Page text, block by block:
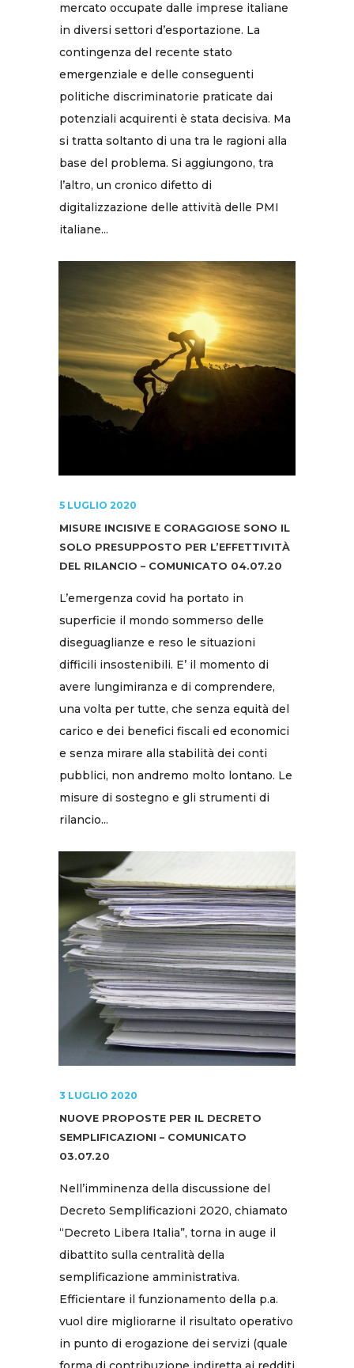
mercato occupate dalle imprese italiane
in diversi settori d’esportazione. La
contingenza del recente stato
emergenziale e delle conseguenti
politiche discriminatorie praticate dai
potenziali acquirenti è stata decisiva. Ma
si tratta soltanto di una tra le ragioni alla
base del problema. Si aggiungono, tra
l’altro, un cronico difetto di
digitalizzazione delle attività delle PMI
italiane...
5 LUGLIO 2020
MISURE INCISIVE E CORAGGIOSE SONO IL
SOLO PRESUPPOSTO PER L’EFFETTIVITÀ
DEL RILANCIO – COMUNICATO 04.07.20
L’emergenza covid ha portato in
superficie il mondo sommerso delle
diseguaglianze e reso le situazioni
difficili insostenibili. E’ il momento di
avere lungimiranza e di comprendere,
una volta per tutte, che senza equità del
carico e dei benefici fiscali ed economici
e senza mirare alla stabilità dei conti
pubblici, non andremo molto lontano. Le
misure di sostegno e gli strumenti di
rilancio...
3 LUGLIO 2020
NUOVE PROPOSTE PER IL DECRETO
SEMPLIFICAZIONI – COMUNICATO
03.07.20
Nell’imminenza della discussione del
Decreto Semplificazioni 2020, chiamato
“Decreto Libera Italia”, torna in auge il
dibattito sulla centralità della
semplificazione amministrativa.
Efficientare il funzionamento della p.a.
vuol dire migliorarne il risultato operativo
in punto di erogazione dei servizi (quale